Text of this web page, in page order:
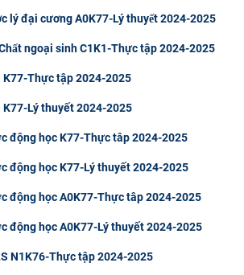
lý đại cương A0K77-Lý thuyết 2024-2025
ngoại sinh C1K1-Thực tập 2024-2025
K77-Thực tập 2024-2025
K77-Lý thuyết 2024-2025
động học K77-Thực tâp 2024-2025
động học K77-Lý thuyết 2024-2025
động học A0K77-Thực tâp 2024-2025
động học A0K77-Lý thuyết 2024-2025
N1K76-Thực tập 2024-2025